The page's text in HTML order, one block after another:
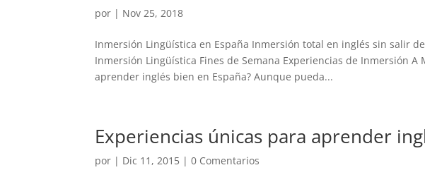
por | Nov 25, 2018
Inmersión Lingüística en España Inmersión total en inglés sin salir
Inmersión Lingüística Fines de Semana Experiencias de Inmersión A
aprender inglés bien en España? Aunque pueda...
Experiencias únicas para aprender
por | Dic 11, 2015 |0 Comentarios